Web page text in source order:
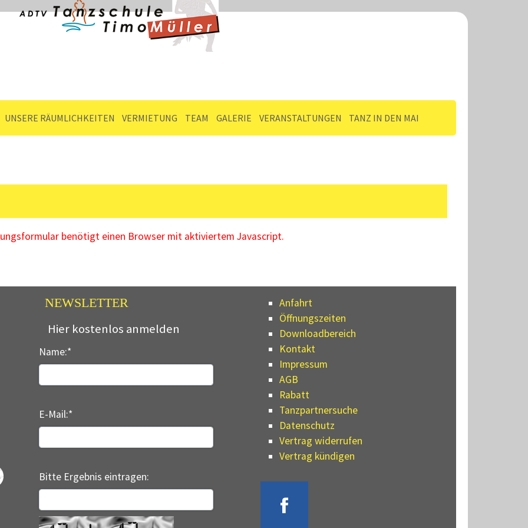
UNSERE RÄUMLICHKEITEN VERMIETUNG TEAM GALERIE VERANSTALTUNGEN TANZ IN DEN MAI
benötigt einen Browser mit aktiviertem Javascript.
NEWSLETTER
Hier kostenlos anmelden
Name:*
E-Mail:*
Bitte Ergebnis eintragen:
Anfahrt
Öffnungszeiten
Downloadbereich
Kontakt
Impressum
AGB
Rabatt
Tanzpartnersuche
Datenschutz
Vertrag widerrufen
Vertrag kündigen